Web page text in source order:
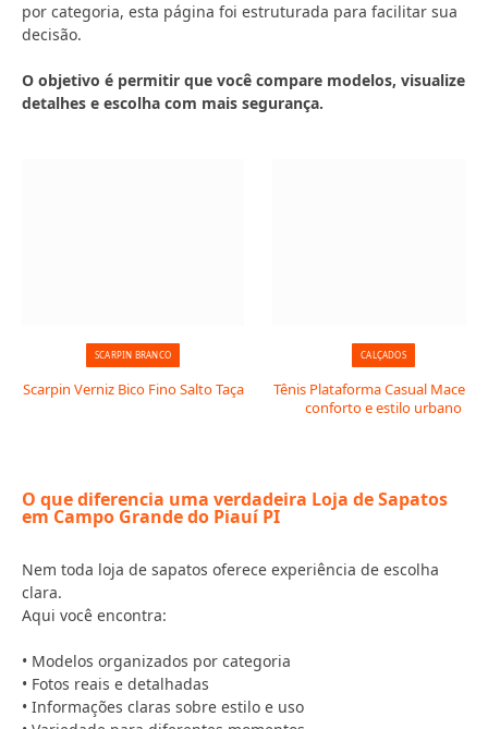
por categoria, esta página foi estruturada para facilitar sua
decisão.
O objetivo é permitir que você compare modelos, visualize
detalhes e escolha com mais segurança.
SCARPIN BRANCO
Scarpin Verniz Bico Fino Salto Taça
CALÇADOS
Tênis Plataforma Casual
conforto e estilo urbano
O que diferencia uma verdadeira Loja de Sapatos
em Campo Grande do Piauí PI
Nem toda loja de sapatos oferece experiência de escolha
clara.
Aqui você encontra:
• Modelos organizados por categoria
• Fotos reais e detalhadas
• Informações claras sobre estilo e uso